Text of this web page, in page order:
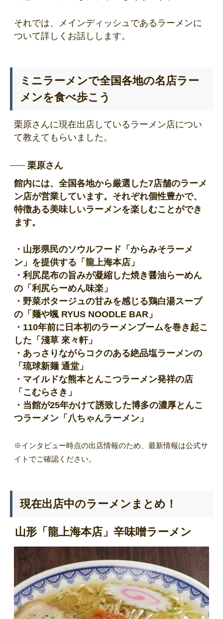
それでは、メインディッシュであるラーメンに
ついて詳しくお話しします。
ミニラーメンで全国各地の名店ラー
メンを食べ歩こう
栗原さんに現在出店しているラーメン店につい
て教えてもらいました。
栗原さん
館内には、全国各地から厳選した7店舗のラーメ
ン店が営業しています。それぞれ個性豊かで、
特徴ある美味しいラーメンを楽しむことができ
ます。
・山形県民のソウルフード「からみそラーメ
ン」を提供する「龍上海本店」
・利尻昆布の旨みが凝縮した焼き醤油らーめん
の「利尻らーめん味楽」
・野菜ポタージュの甘みを感じる鶏白湯スープ
の「麺や颯 RYUS NOODLE BAR」
・110年前に日本初のラーメンブームを巻き起こ
した「淺草 來々軒」
・あっさりながらコクのある絶品塩ラーメンの
「琉球新麺 通堂」
・マイルドな熊本とんこつラーメン発祥の店
「こむらさき」
・当館が25年かけて誘致した博多の濃厚とんこ
つラーメン「八ちゃんラーメン」
※インタビュー時点の出店情報のため、最新情報は公式サ
イトでご確認ください。
現在出店中のラーメンまとめ！
山形「龍上海本店」辛味噌ラーメン